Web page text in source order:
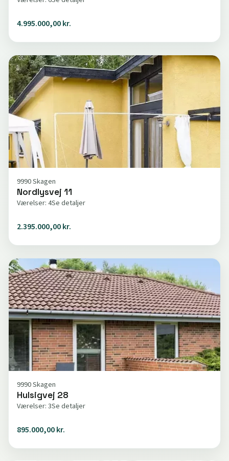
4.995.000,00 kr.
9990 Skagen
Nordlysvej 11
Værelser: 4Se detaljer
2.395.000,00 kr.
9990 Skagen
Hulsigvej 28
Værelser: 3Se detaljer
895.000,00 kr.